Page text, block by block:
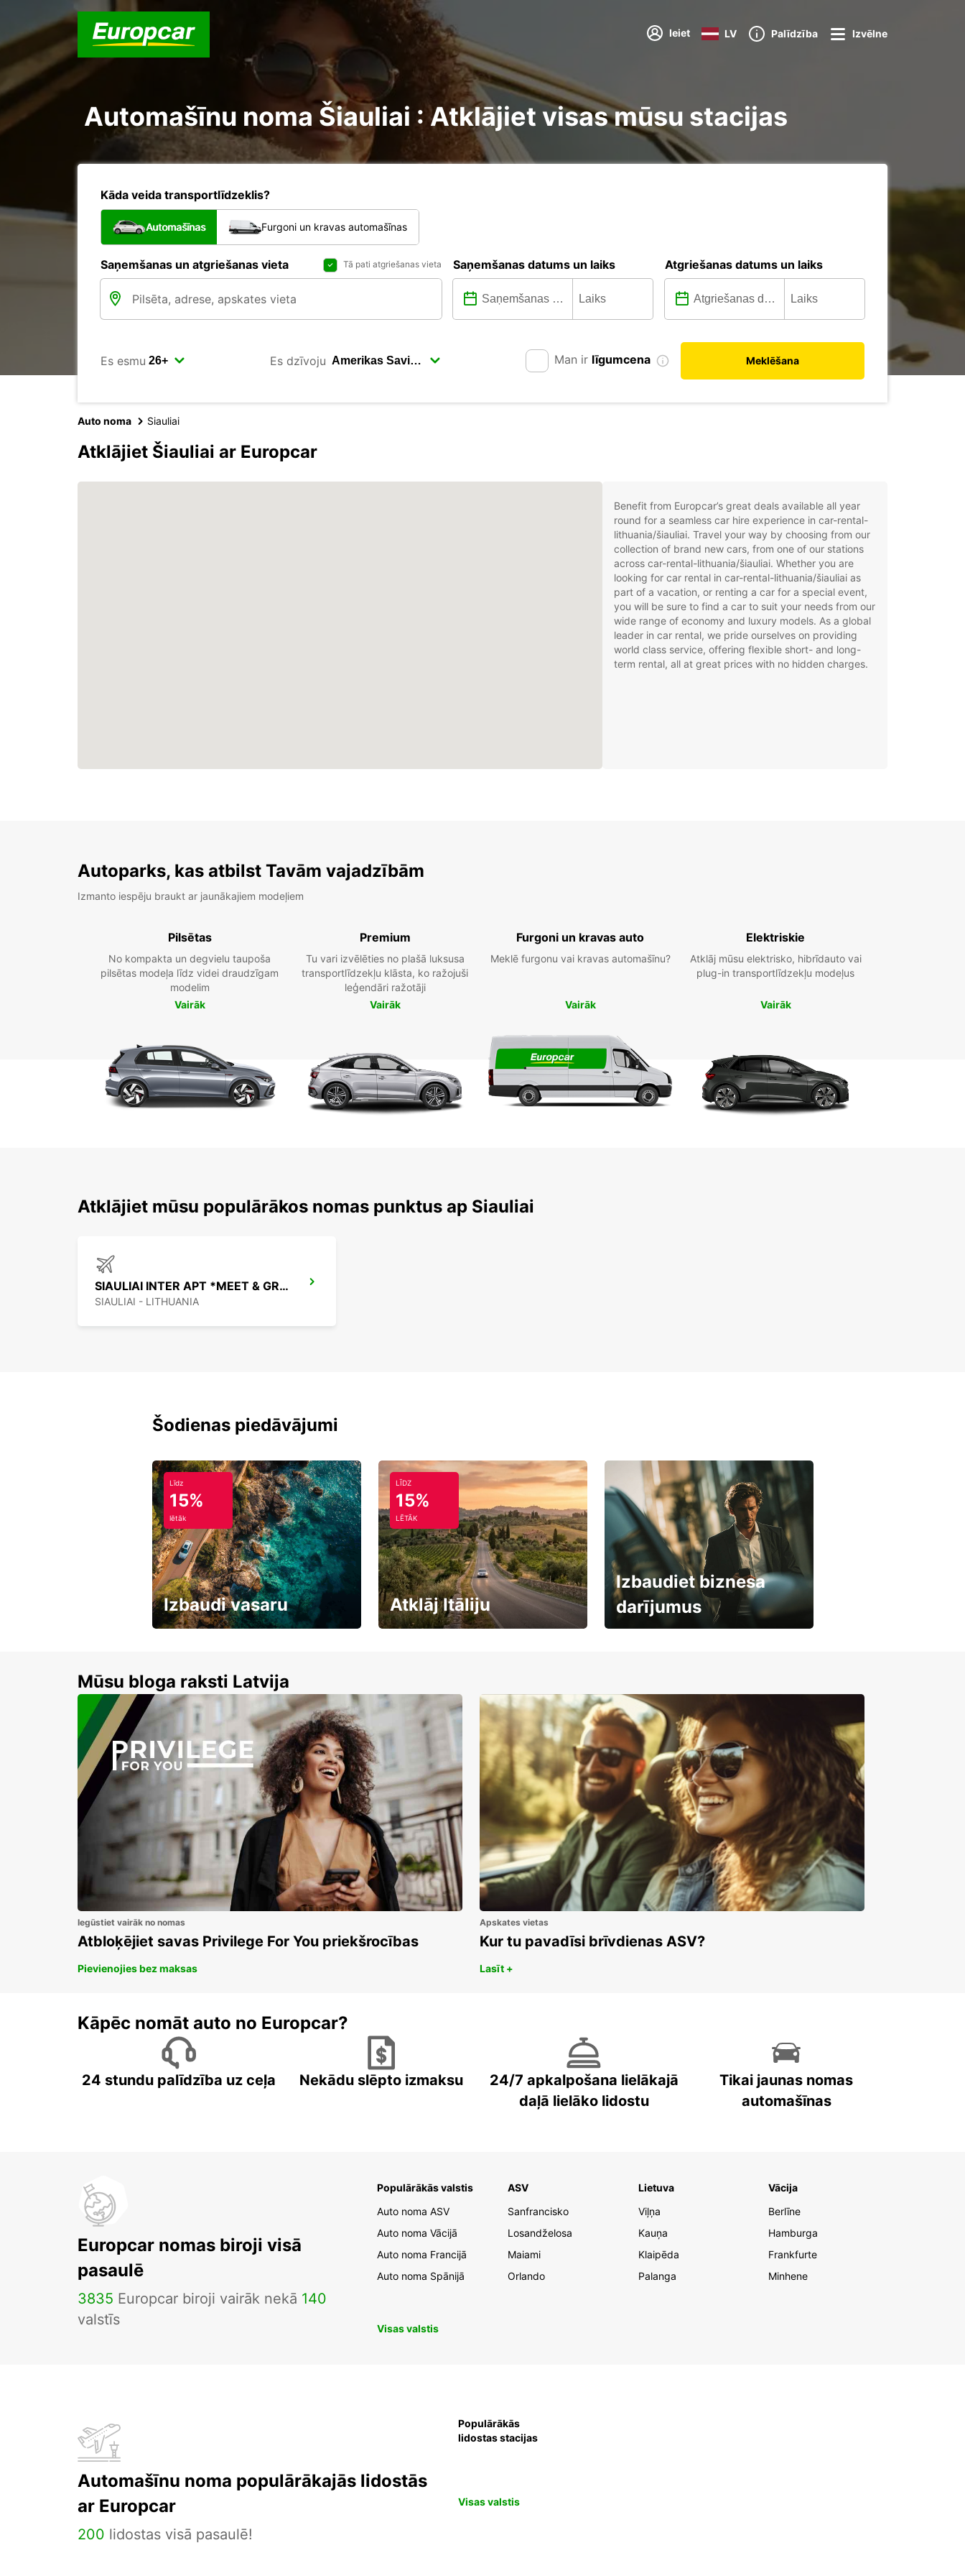
Ieiet LV Palīdzība Izvēlne
Automašīnu noma Šiauliai : Atklājiet visas mūsu stacijas
Kāda veida transportlīdzeklis?
Automašīnas Furgoni un kravas automašīnas
Saņemšanas un atgriešanas vieta Tā pati atgriešanas vieta Saņemšanas datums un laiks Atgriešanas datums un laiks
Es esmu Es dzīvoju Man ir līgumcena Meklēšana
Auto noma Siauliai
Atklājiet Šiauliai ar Europcar
Benefit from Europcar’s great deals available all year
round for a seamless car hire experience in car-rental-
lithuania/šiauliai. Travel your way by choosing from our
collection of brand new cars, from one of our stations
across car-rental-lithuania/šiauliai. Whether you are
looking for car rental in car-rental-lithuania/šiauliai as
part of a vacation, or renting a car for a special event,
you will be sure to find a car to suit your needs from our
wide range of economy and luxury models. As a global
leader in car rental, we pride ourselves on providing
world class service, offering flexible short- and long-
term rental, all at great prices with no hidden charges.
Autoparks, kas atbilst Tavām vajadzībām
Izmanto iespēju braukt ar jaunākajiem modeļiem
Pilsētas
No kompakta un degvielu taupoša
pilsētas modeļa līdz videi draudzīgam
modelim
Vairāk
Premium
Tu vari izvēlēties no plašā luksusa
transportlīdzekļu klāsta, ko ražojuši
leģendāri ražotāji
Vairāk
Furgoni un kravas auto
Meklē furgonu vai kravas automašīnu?
Vairāk
Elektriskie
Atklāj mūsu elektrisko, hibrīdauto vai
plug-in transportlīdzekļu modeļus
Vairāk
Atklājiet mūsu populārākos nomas punktus ap Siauliai
SIAULIAI INTER APT *MEET & GREET*
SIAULIAI - LITHUANIA
Šodienas piedāvājumi
Līdz
15%
lētāk
Izbaudi vasaru
LĪDZ
15%
LĒTĀK
Atklāj Itāliju
Izbaudiet biznesa
darījumus
Mūsu bloga raksti Latvija
Iegūstiet vairāk no nomas
Atbloķējiet savas Privilege For You priekšrocības
Pievienojies bez maksas
Apskates vietas
Kur tu pavadīsi brīvdienas ASV?
Lasīt +
Kāpēc nomāt auto no Europcar?
24 stundu palīdzība uz ceļa Nekādu slēpto izmaksu
24/7 apkalpošana lielākajā
daļā lielāko lidostu
Tikai jaunas nomas
automašīnas
Europcar nomas biroji visā
pasaulē
3835 Europcar biroji vairāk nekā 140
valstīs
Populārākās valstis
Auto noma ASV
Auto noma Vācijā
Auto noma Francijā
Auto noma Spānijā
ASV
Sanfrancisko
Losandželosa
Maiami
Orlando
Lietuva
Viļņa
Kauņa
Klaipēda
Palanga
Vācija
Berlīne
Hamburga
Frankfurte
Minhene
Visas valstis
Automašīnu noma populārākajās lidostās
ar Europcar
200 lidostas visā pasaulē!
Populārākās
lidostas stacijas
Visas valstis